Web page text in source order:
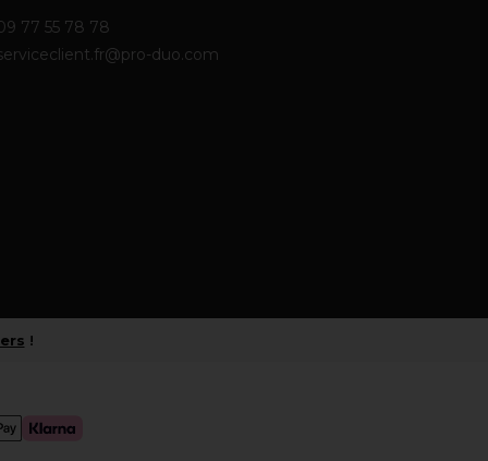
77 55 78 78
duo.com
!